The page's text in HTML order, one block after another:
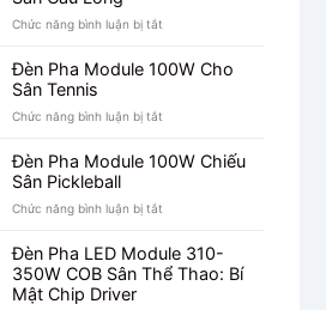
Chức năng bình luận bị tắt
Pha
Module
Cầu
Đèn Pha Module 100W Cho
Sân Tennis
Chức năng bình luận bị tắt
Pha
Module
Tennis
Đèn Pha Module 100W Chiếu
Sân Pickleball
Chức năng bình luận bị tắt
Pha
Module
100W
Đèn Pha LED Module 310-
350W COB Sân Thể Thao: Bí
Mật Chip Driver